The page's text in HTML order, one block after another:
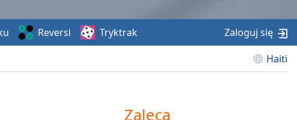
Haiti
Reversi Tryktrak Zaloguj się
Zaleca